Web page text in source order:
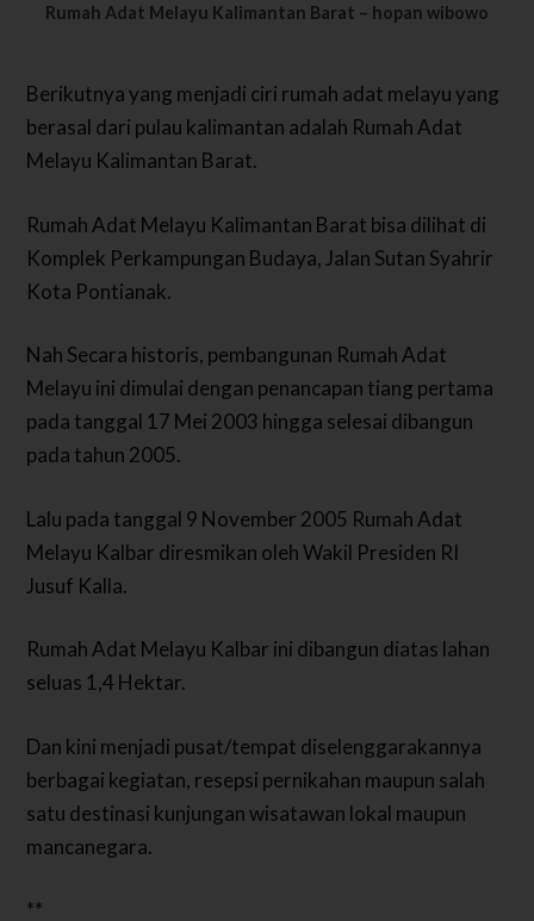
Rumah Adat Melayu Kalimantan Barat – hopan wibowo
Berikutnya yang menjadi ciri rumah adat melayu yang
berasal dari pulau kalimantan adalah Rumah Adat
Melayu Kalimantan Barat.
Rumah Adat Melayu Kalimantan Barat bisa dilihat di
Komplek Perkampungan Budaya, Jalan Sutan Syahrir
Kota Pontianak.
Nah Secara historis, pembangunan Rumah Adat
Melayu ini dimulai dengan penancapan tiang pertama
pada tanggal 17 Mei 2003 hingga selesai dibangun
pada tahun 2005.
Lalu pada tanggal 9 November 2005 Rumah Adat
Melayu Kalbar diresmikan oleh Wakil Presiden RI
Jusuf Kalla.
Rumah Adat Melayu Kalbar ini dibangun diatas lahan
seluas 1,4 Hektar.
Dan kini menjadi pusat/tempat diselenggarakannya
berbagai kegiatan, resepsi pernikahan maupun salah
satu destinasi kunjungan wisatawan lokal maupun
mancanegara.
**